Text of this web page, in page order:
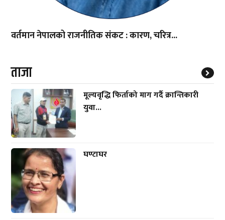
वर्तमान नेपालको राजनीतिक संकट : कारण, चरित्र...
ताजा
मूल्यवृद्धि फिर्ताको माग गर्दै क्रान्तिकारी
युवा...
घण्टाघर